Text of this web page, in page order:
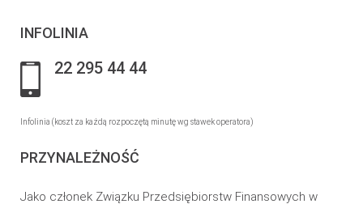
INFOLINIA
22 295 44 44
Infolinia (koszt za każdą rozpoczętą minutę wg stawek operatora)
PRZYNALEŻNOŚĆ
Jako członek Związku Przedsiębiorstw Finansowych w